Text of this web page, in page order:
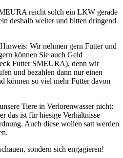
reicht solch ein LKW gerade
deshalb weiter und bitten dringend
Wir nehmen gern Futter und
können Sie auch Geld
Futter SMEURA), denn wir
und bezahlen dann nur einen
können so viel mehr Futter davon
Tiere in Verlorenwasser nicht:
das ist für hiesige Verhältnisse
Auch diese wollen satt werden
sondern sich engagieren!